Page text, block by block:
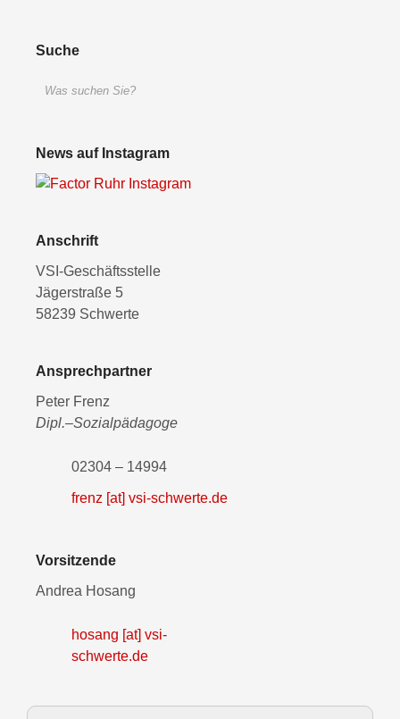
Suche
News auf Instagram
Anschrift
VSI-Geschäftsstelle
Jägerstraße 5
58239 Schwerte
Ansprechpartner
Peter Frenz
Dipl.–Sozialpädagoge
02304 – 14994
frenz [at] vsi-schwerte.de
Vorsitzende
Andrea Hosang
hosang [at] vsi-
schwerte.de